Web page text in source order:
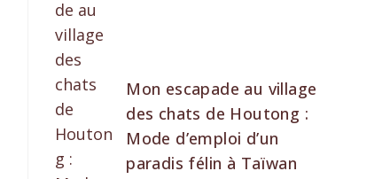
Mon escapade au village
des chats de Houtong :
Mode d’emploi d’un
paradis félin à Taïwan